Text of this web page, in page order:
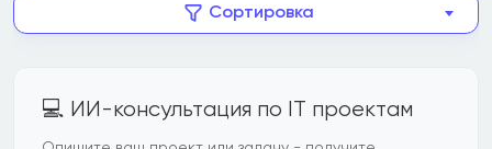
Сортировка
💻 ИИ-консультация по IT проектам